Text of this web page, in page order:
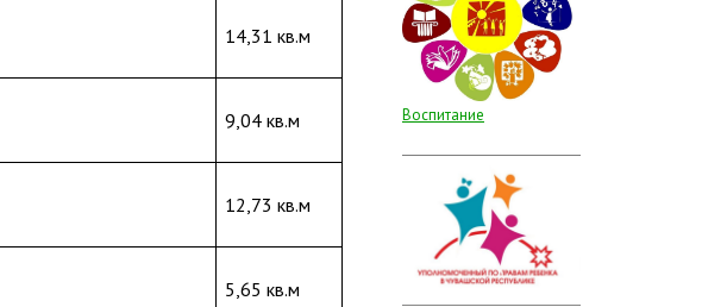
14,31 кв.м
9,04 кв.м
12,73 кв.м
5,65 кв.м
Воспитание